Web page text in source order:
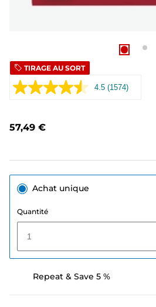
TIRAGE AU SORT
4.5 Lire
(1574)
57,49 €
Achat unique
Quantité
1
Repeat & Save 5 %